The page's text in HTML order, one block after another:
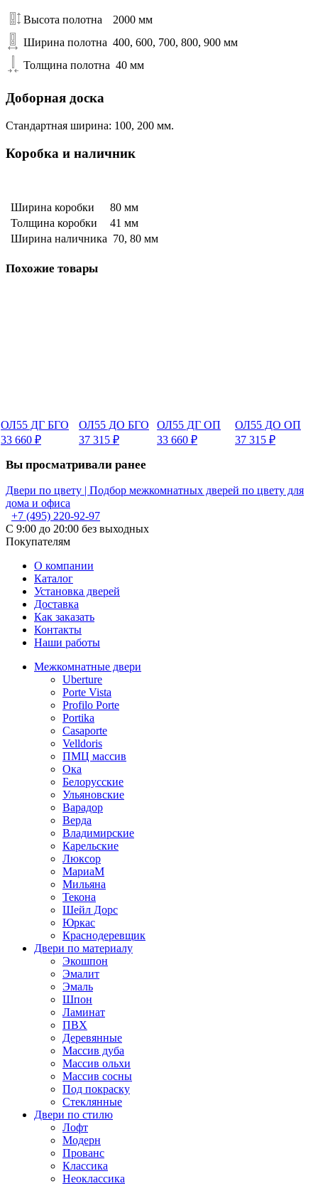
Высота полотна
2000 мм
Ширина полотна 400, 600, 700, 800, 900 мм
Толщина полотна 40 мм
Доборная доска
Стандартная ширина: 100, 200 мм.
Коробка и наличник
Ширина коробки
80 мм
Толщина коробки
41 мм
Ширина наличника 70, 80 мм
Похожие товары
ОЛ55 ДГ БГО
33 660 ₽
ОЛ55 ДО БГО
37 315 ₽
ОЛ55 ДГ ОП
33 660 ₽
ОЛ55 ДО ОП
37 315 ₽
Вы просматривали ранее
Двери по цвету | Подбор межкомнатных дверей по цвету для
дома и офиса
+7 (495) 220-92-97
С 9:00 до 20:00 без выходных
Покупателям
О компании
Каталог
Установка дверей
Доставка
Как заказать
Контакты
Наши работы
Межкомнатные двери
Uberture
Porte Vista
Profilo Porte
Portika
Casaporte
Velldoris
ПМЦ массив
Ока
Белорусские
Ульяновские
Варадор
Верда
Владимирские
Карельские
Люксор
МариаМ
Мильяна
Текона
Шейл Дорс
Юркас
Краснодеревщик
Двери по материалу
Экошпон
Эмалит
Эмаль
Шпон
Ламинат
ПВХ
Деревянные
Массив дуба
Массив ольхи
Массив сосны
Под покраску
Стеклянные
Двери по стилю
Лофт
Модерн
Прованс
Классика
Неоклассика